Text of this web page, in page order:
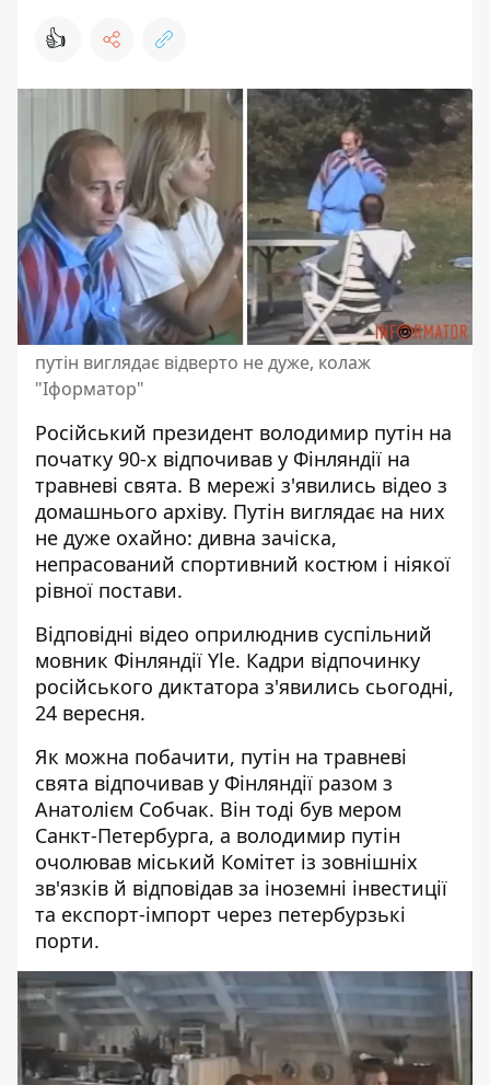
👍
путін виглядає відверто не дуже, колаж
"Іформатор"
Російський президент володимир путін на
початку 90-х відпочивав у Фінляндії на
травневі свята. В мережі з'явились відео з
домашнього архіву. Путін виглядає на них
не дуже охайно: дивна зачіска,
непрасований спортивний костюм і ніякої
рівної постави.
Відповідні відео оприлюднив суспільний
мовник Фінляндії Yle. Кадри відпочинку
російського диктатора з'явились сьогодні,
24 вересня.
Як можна побачити, путін на травневі
свята відпочивав у Фінляндії разом з
Анатолієм Собчак. Він тоді був мером
Санкт-Петербурга, а володимир путін
очолював міський Комітет із зовнішніх
зв'язків й відповідав за іноземні інвестиції
та експорт-імпорт через петербурзькі
порти.